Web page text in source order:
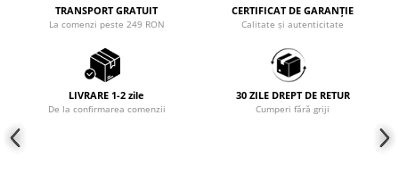
Coliere cu mărgele colorate și
Coliere cu pietre semiprețioase
TRANSPORT GRATUIT
La comenzi peste 249 RON
CERTIFICAT DE GARANȚIE
Calitate și autenticitate
LIVRARE 1-2 zile
De la confirmarea comenzii
30 ZILE DREPT DE RETUR
Cumperi fără griji